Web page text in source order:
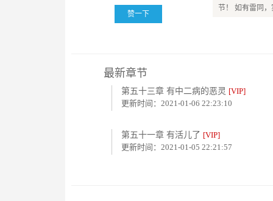
赞一下
节！ 如有雷同
最新章节
第五十三章 有中二病的恶灵 [VIP]
更新时间：2021-01-06 22:23:10
第五十一章 有活儿了 [VIP]
更新时间：2021-01-05 22:21:57